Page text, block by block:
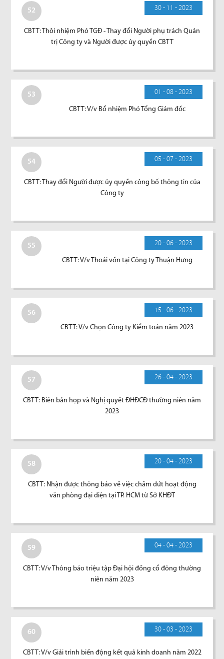
52 30 - 11 - 2023
CBTT: Thôi nhiệm Phó TGĐ - Thay đổi Người phụ trách Quản
trị Công ty và Người được ủy quyền CBTT
53 01 - 08 - 2023
CBTT: V/v Bổ nhiệm Phó Tổng Giám đốc
54 05 - 07 - 2023
CBTT: Thay đổi Người được ủy quyền công bố thông tin của
Công ty
55 20 - 06 - 2023
CBTT: V/v Thoái vốn tại Công ty Thuận Hưng
56 15 - 06 - 2023
CBTT: V/v Chọn Công ty Kiểm toán năm 2023
57 26 - 04 - 2023
CBTT: Biên bản họp và Nghị quyết ĐHĐCĐ thường niên năm
2023
58 20 - 04 - 2023
CBTT: Nhận được thông báo về việc chấm dứt hoạt động
văn phòng đại diện tại TP. HCM từ Sở KHĐT
59 04 - 04 - 2023
CBTT: V/v Thông báo triệu tập Đại hội đồng cổ đông thường
niên năm 2023
60 30 - 03 - 2023
CBTT: V/v Giải trình biến động kết quả kinh doanh năm 2022